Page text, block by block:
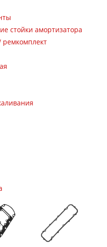
стойки амортизатора
ремкомплект